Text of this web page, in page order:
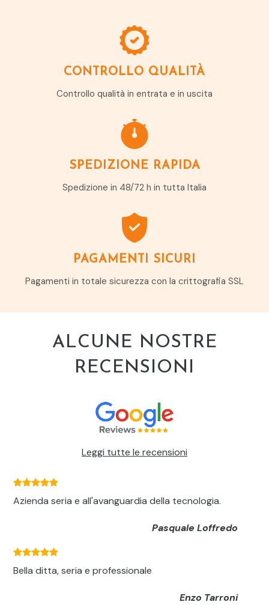
CONTROLLO QUALITÀ
Controllo qualità in entrata e in uscita
SPEDIZIONE RAPIDA
Spedizione in 48/72 h in tutta Italia
PAGAMENTI SICURI
Pagamenti in totale sicurezza con la crittografia SSL
ALCUNE NOSTRE
RECENSIONI
Leggi tutte le recensioni
Azienda seria e all'avanguardia della tecnologia.
Pasquale Loffredo
Bella ditta, seria e professionale
Enzo Tarroni